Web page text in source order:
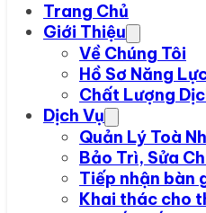
Trang Chủ
Giới Thiệu
Về Chúng Tôi
Hồ Sơ Năng
Chất Lượng
Dịch Vụ
Quản Lý Toà
Bảo Trì, Sửa
Tiếp nhận bàn
Khai thác cho